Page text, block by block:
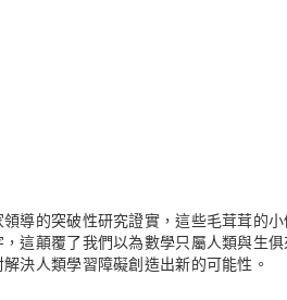
導的突破性研究證實，這些毛茸茸的
這顛覆了我們以為數學只屬人類與生
決人類學習障礙創造出新的可能性。